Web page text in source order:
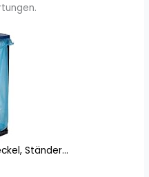
Ständer...